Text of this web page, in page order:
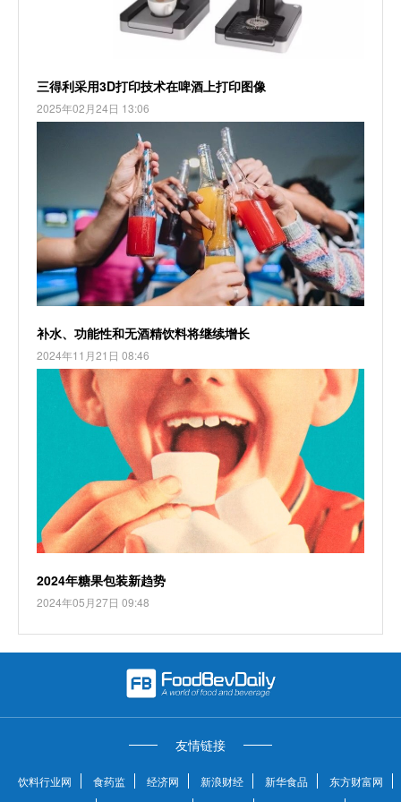
三得利采用3D打印技术在啤酒上打印图像
2025年02月24日 13:06
补水、功能性和无酒精饮料将继续增长
2024年11月21日 08:46
2024年糖果包装新趋势
2024年05月27日 09:48
友情链接
饮料行业网 食药监 经济网 新浪财经 新华食品
东方财富网